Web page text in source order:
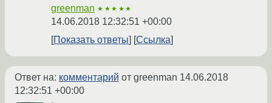
greenman ★★★★★
14.06.2018 12:32:51 +00:00
Показать ответы
Ссылка
Ответ на: комментарий от greenman 14.06.2018
12:32:51 +00:00